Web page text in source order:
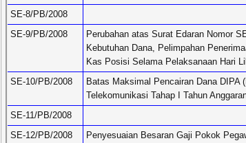
SE-8/PB/2008
SE-9/PB/2008
Perubahan atas Surat Edaran Nomor
Kebutuhan Dana, Pelimpahan
Kas Posisi Selama Pelaksanaan Hari
SE-10/PB/2008
Batas Maksimal Pencairan Dana DIPA
Telekomunikasi Tahap I Tahun
SE-11/PB/2008
SE-12/PB/2008
Penyesuaian Besaran Gaji Pokok